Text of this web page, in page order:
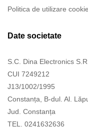
Politica de utilizare
Date societate
S.C. Dina Electronics
CUI 7249212
J13/1002/1995
Constanța, B-dul. Al.
Jud. Constanța
TEL. 0241632636